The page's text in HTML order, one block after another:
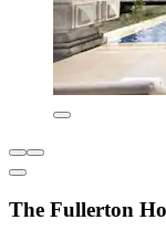
The Fullerton